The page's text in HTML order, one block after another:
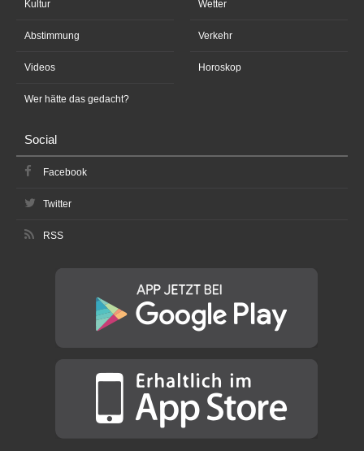
Kultur
Abstimmung
Videos
Wer hätte das gedacht?
Wetter
Verkehr
Horoskop
Social
Facebook
Twitter
RSS